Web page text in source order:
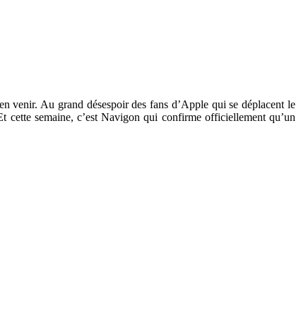
venir. Au grand désespoir des fans d’Apple qui se déplacent le
semaine, c’est Navigon qui confirme officiellement qu’un